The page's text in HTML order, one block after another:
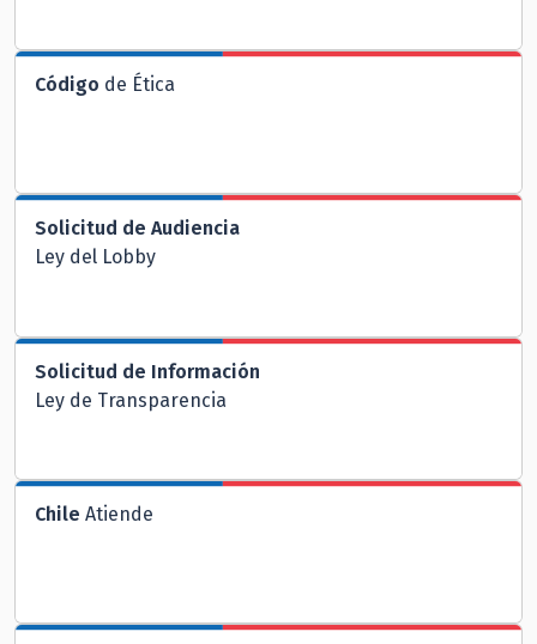
Código de Ética
Solicitud de Audiencia
Ley del Lobby
Solicitud de Información
Ley de Transparencia
Chile Atiende